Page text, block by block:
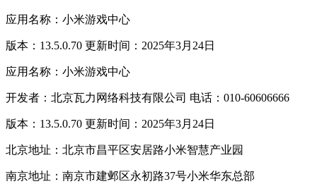
应用名称：小米游戏中心
版本：13.5.0.70 更新时间：2025年3月24日
应用名称：小米游戏中心
开发者：北京瓦力网络科技有限公司 电话：010-60606666
版本：13.5.0.70 更新时间：2025年3月24日
北京地址：北京市昌平区安居路小米智慧产业园
南京地址：南京市建邺区永初路37号小米华东总部